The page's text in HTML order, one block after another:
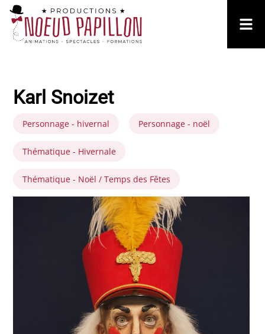
Karl Snoizet
Personnage - hivernal Personnage - noël
Thématique - Hivernale
Thématique - Noël / Temps des Fêtes